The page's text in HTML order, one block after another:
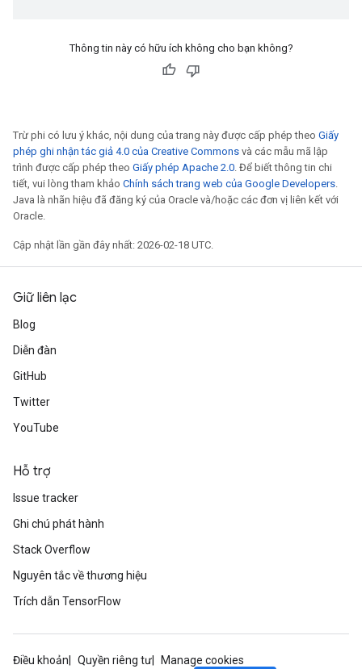
Thông tin này có hữu ích không cho bạn không?
Trừ phi có lưu ý khác, nội dung của trang này được cấp phép theo Giấy
phép ghi nhận tác giả 4.0 của Creative Commons và các mẫu mã lập
trình được cấp phép theo Giấy phép Apache 2.0. Để biết thông tin chi
tiết, vui lòng tham khảo Chính sách trang web của Google Developers.
Java là nhãn hiệu đã đăng ký của Oracle và/hoặc các đơn vị liên kết với
Oracle.
Cập nhật lần gần đây nhất: 2026-02-18 UTC.
Giữ liên lạc
Blog
Diễn đàn
GitHub
Twitter
YouTube
Hỗ trợ
Issue tracker
Ghi chú phát hành
Stack Overflow
Nguyên tắc về thương hiệu
Trích dẫn TensorFlow
Điều khoản Quyền riêng tư Manage cookies